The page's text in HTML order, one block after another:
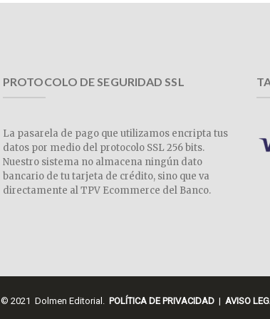
PROTOCOLO DE SEGURIDAD SSL
La pasarela de pago que utilizamos encripta tus
datos por medio del protocolo SSL 256 bits.
Nuestro sistema no almacena ningún dato
bancario de tu tarjeta de crédito, sino que va
directamente al TPV Ecommerce del Banco.
© 2021 Dolmen Editorial. POLÍTICA DE PRIVACIDAD | AVISO